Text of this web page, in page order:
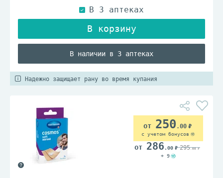
В наличии в 3 аптеках
Надежно защищает рану во время купания
250 .00
с учетом бонусов
286 .00 295.00
+ 9